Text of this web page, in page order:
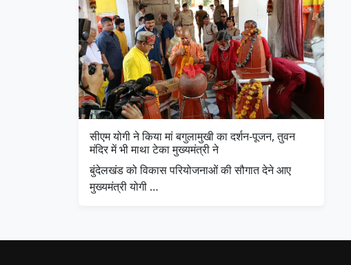
सीएम योगी ने किया मां बगुलामुखी का दर्शन-पूजन, तुवन
मंदिर में भी माथा टेका मुख्यमंत्री ने
बुंदेलखंड को विकास परियोजनाओं की सौगात देने आए
मुख्यमंत्री योगी …